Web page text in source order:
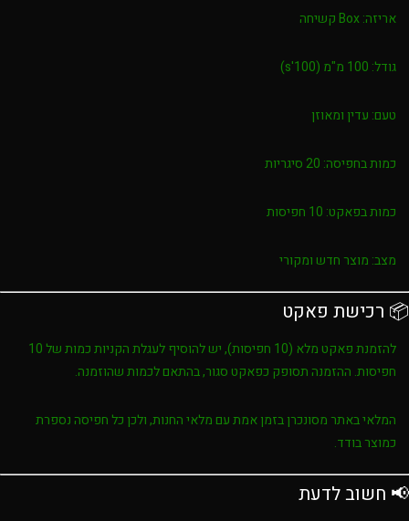
אריזה:
גודל:
טעם: עדין ומאוזן
כמות בחפיסה:
כמות בפאקט:
מצב: מוצר חדש ומקורי
📦 רכישת פאקט
להזמנת פאקט מלא (10 חפיסות), יש להוסיף לעגלת הקניות כמות של
10
חפיסות. ההזמנה תסופק כפאקט סגור, בהתאם לכמות שהוזמנה.
המלאי באתר מסונכרן בזמן אמת עם מלאי החנות, ולכן כל חפיסה נספרת
כמוצר בודד.
📢 חשוב לדעת